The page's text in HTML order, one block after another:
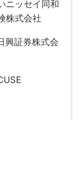
ニッセイ同和
株式会社
興証券株式会